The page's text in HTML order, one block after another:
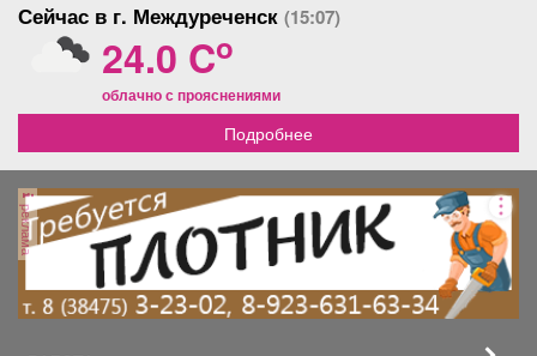
Сейчас в г. Междуреченск (15:07)
24.0 Co
облачно с прояснениями
Подробнее
реклама